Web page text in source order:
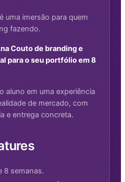
uma imersão para quem
fazendo.
Couto de branding e
para o seu portfólio em 8
aluno em uma experiência
de mercado, com
e entrega concreta.
8 semanas.